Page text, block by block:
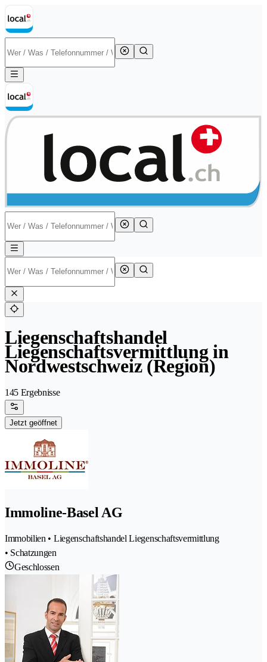
Liegenschaftshandel
Liegenschaftsvermittlung in
Nordwestschweiz (Region)
145 Ergebnisse
Jetzt geöffnet
Immoline-Basel AG
Immobilien • Liegenschaftshandel Liegenschaftsvermittlung
• Schatzungen
Geschlossen